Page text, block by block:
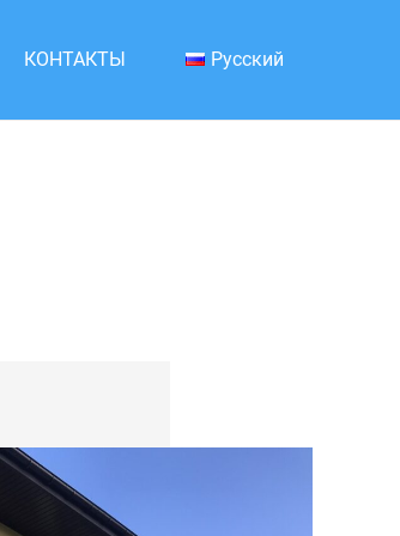
КОНТАКТЫ Русский